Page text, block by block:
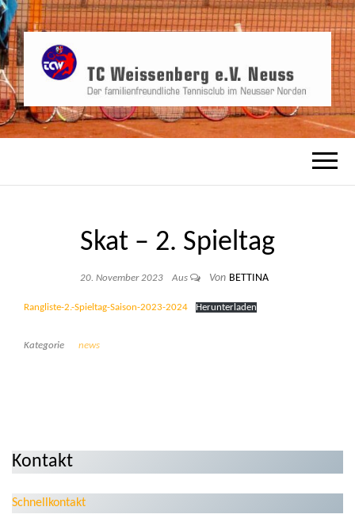
TC
WEISSENBERG
E.V. NEUSS
TCW, der familienfreundliche Tennisverein
in Neusser Norden
Skat – 2. Spieltag
20. November 2023 Aus Von BETTINA
Rangliste-2.-Spieltag-Saison-2023-2024 Herunterladen
Kategorie news
Kontakt
Schnellkontakt